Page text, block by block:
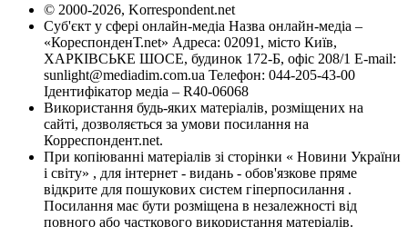
© 2000-2026, Korrespondent.net
Суб'єкт у сфері онлайн-медіа Назва онлайн-медіа –
«КореспонденТ.net» Адреса: 02091, місто Київ,
ХАРКІВСЬКЕ ШОСЕ, будинок 172-Б, офіс 208/1 E-mail:
sunlight@mediadim.com.ua Телефон: 044-205-43-00
Ідентифікатор медіа – R40-06068
Використання будь-яких матеріалів, розміщених на
сайті, дозволяється за умови посилання на
Корреспондент.net.
При копіюванні матеріалів зі сторінки « Новини України
і світу» , для інтернет - видань - обов'язкове пряме
відкрите для пошукових систем гіперпосилання .
Посилання має бути розміщена в незалежності від
повного або часткового використання матеріалів.